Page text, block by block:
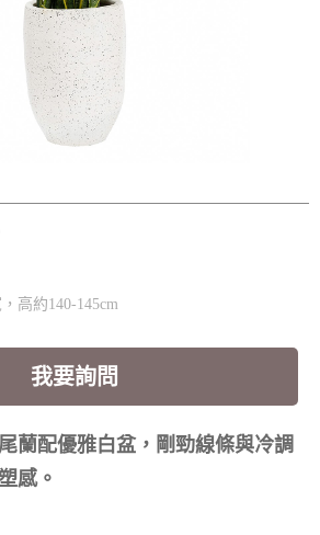
高約140-145cm
我要詢問
蘭配優雅白盆，剛勁線條與冷調
感。